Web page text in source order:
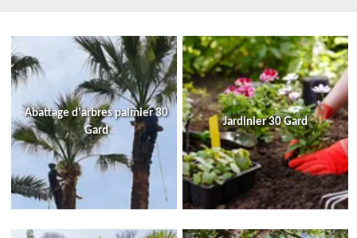
Abattage d'arbres palmier 30
Gard
Jardinier 30 Gard